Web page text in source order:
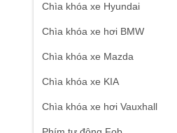
Chìa khóa xe Hyundai
Chìa khóa xe hơi BMW
Chìa khóa xe Mazda
Chìa khóa xe KIA
Chìa khóa xe hơi Vauxhall